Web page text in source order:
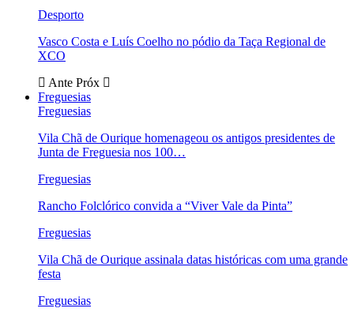
Desporto
Vasco Costa e Luís Coelho no pódio da Taça Regional de
XCO
Ante Próx
Freguesias
Freguesias
Vila Chã de Ourique homenageou os antigos presidentes de
Junta de Freguesia nos 100…
Freguesias
Rancho Folclórico convida a “Viver Vale da Pinta”
Freguesias
Vila Chã de Ourique assinala datas históricas com uma grande
festa
Freguesias